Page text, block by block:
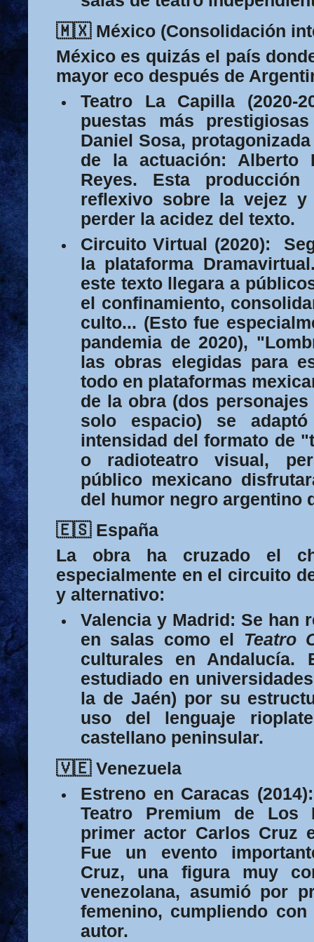
🇲🇽 México (Consolidación
México es quizás el país
mayor eco después de
Teatro La Capilla (2020-
puestas más
Daniel Sosa,
de la actuación: Alberto
Reyes. Esta producción
reflexivo sobre la vejez y
perder la acidez del texto.
Circuito Virtual (2020):
la plataforma
este texto llegara a
el confinamiento,
culto... (Esto fue
pandemia de 2020),
las obras elegidas para
todo en plataformas
de la obra (dos
solo espacio) se
intensidad del formato de
o radioteatro visual,
público mexicano
del humor negro argentino
🇪🇸 España
La obra ha cruzado el
especialmente en el circuito
y alternativo:
Valencia y Madrid: Se han
en salas como el Teatro
culturales en Andalucía.
estudiado en
la de Jaén) por su
uso del lenguaje
castellano peninsular.
🇻🇪 Venezuela
Estreno en Caracas (2014):
Teatro Premium de Los
primer actor Carlos Cruz
Fue un evento
Cruz, una figura muy
venezolana, asumió por
femenino, cumpliendo
autor.